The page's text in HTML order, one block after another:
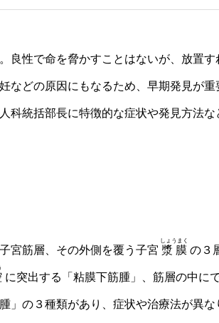
良性で命を脅かすことはないが、放置す
などの原因にもなるため、早期発見が重
科統括部長に特徴的な症状や発見方法な
宮筋層、その外側を覆う子宮 漿膜
しょうまく
の３
に突出する「粘膜下筋腫」、筋層の中に
」の３種類があり、症状や治療法が異な